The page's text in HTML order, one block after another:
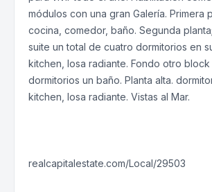
módulos con una gran Galería. Primera
cocina, comedor, baño. Segunda
suite un total de cuatro dormitorios en
kitchen, losa radiante. Fondo otro
dormitorios un baño. Planta alta.
kitchen, losa radiante. Vistas al Mar.
realcapitalestate.com/Local/29503